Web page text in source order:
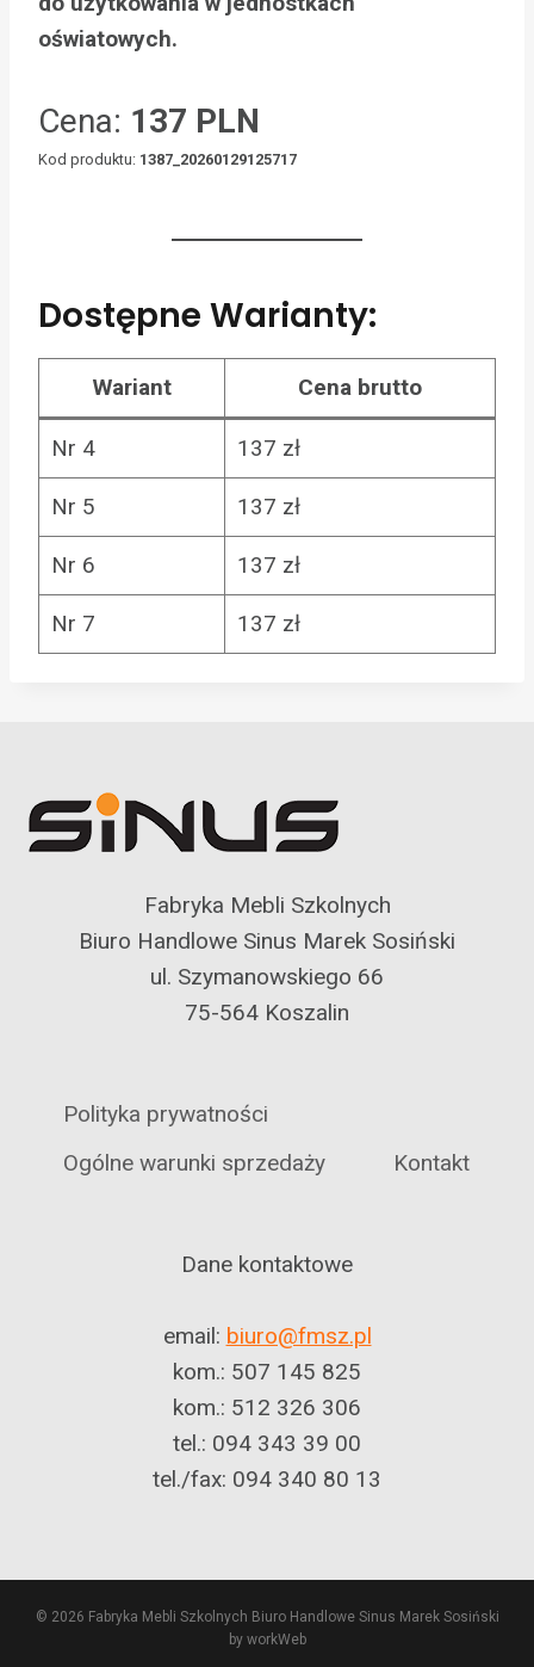
oświatowych.
Cena: 137 PLN
Kod produktu: 1387_20260129125717
Dostępne Warianty:
Wariant Cena brutto
Nr 4 137 zł
Nr 5 137 zł
Nr 6 137 zł
Nr 7 137 zł
Fabryka Mebli Szkolnych
Biuro Handlowe Sinus Marek Sosiński
ul. Szymanowskiego 66
75-564 Koszalin
Polityka prywatności
Ogólne warunki sprzedaży
Kontakt
Dane kontaktowe
email: biuro@fmsz.pl
kom.: 507 145 825
kom.: 512 326 306
tel.: 094 343 39 00
tel./fax: 094 340 80 13
© 2026 Fabryka Mebli Szkolnych Biuro Handlowe Sinus Marek Sosiński
by workWeb